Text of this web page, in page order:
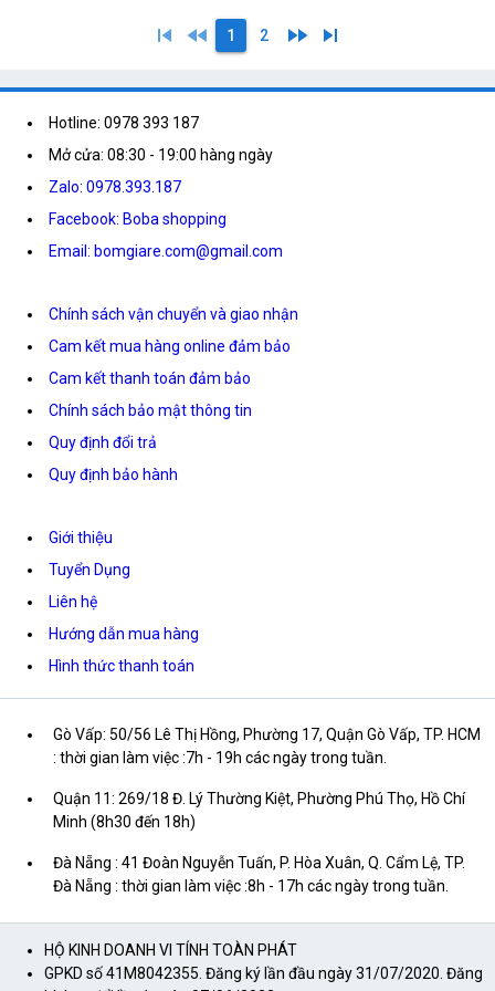
skip_previous fast_rewind 1 2 fast_forward skip_next
Hotline: 0978 393 187
Mở cửa: 08:30 - 19:00 hàng ngày
Zalo: 0978.393.187
Facebook: Boba shopping
Email: bomgiare.com@gmail.com
Chính sách vận chuyển và giao nhận
Cam kết mua hàng online đảm bảo
Cam kết thanh toán đảm bảo
Chính sách bảo mật thông tin
Quy định đổi trả
Quy định bảo hành
Giới thiệu
Tuyển Dụng
Liên hệ
Hướng dẫn mua hàng
Hình thức thanh toán
Gò Vấp: 50/56 Lê Thị Hồng, Phường 17, Quận Gò Vấp, TP. HCM
: thời gian làm việc :7h - 19h các ngày trong tuần.
Quận 11: 269/18 Đ. Lý Thường Kiệt, Phường Phú Thọ, Hồ Chí
Minh (8h30 đến 18h)
Đà Nẵng : 41 Đoàn Nguyễn Tuấn, P. Hòa Xuân, Q. Cẩm Lệ, TP.
Đà Nẵng : thời gian làm việc :8h - 17h các ngày trong tuần.
HỘ KINH DOANH VI TÍNH TOÀN PHÁT
GPKD số 41M8042355. Đăng ký lần đầu ngày 31/07/2020. Đăng